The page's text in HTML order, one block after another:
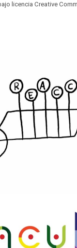
licencia Creative